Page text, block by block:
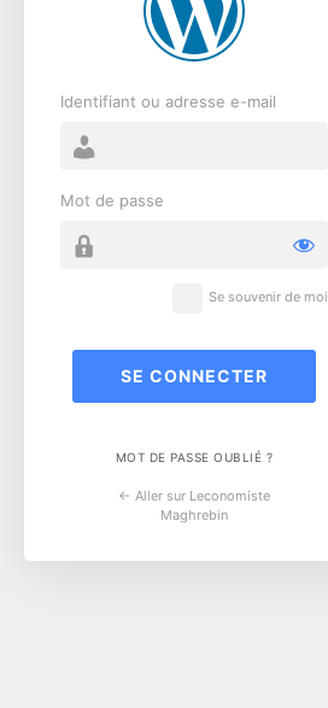
Identifiant ou adresse e-mail
Mot de passe
Se souvenir de moi
MOT DE PASSE OUBLIÉ ?
← Aller sur Leconomiste
Maghrebin